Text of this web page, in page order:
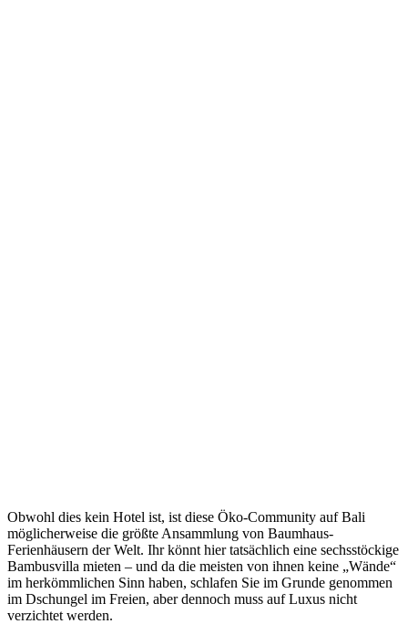
Obwohl dies kein Hotel ist, ist diese Öko-Community auf Bali
möglicherweise die größte Ansammlung von Baumhaus-
Ferienhäusern der Welt. Ihr könnt hier tatsächlich eine sechsstöckige
Bambusvilla mieten – und da die meisten von ihnen keine „Wände“
im herkömmlichen Sinn haben, schlafen Sie im Grunde genommen
im Dschungel im Freien, aber dennoch muss auf Luxus nicht
verzichtet werden.